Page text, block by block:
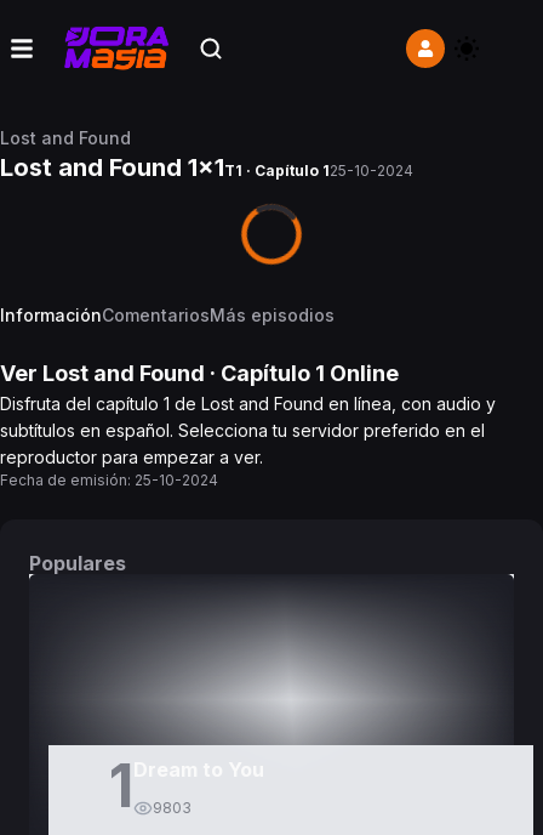
Lost and Found
Lost and Found 1x1T1 · Capítulo 125-10-2024
InformaciónComentariosMás episodios
Ver Lost and Found · Capítulo 1 Online
Disfruta del capítulo 1 de Lost and Found en línea, con audio y
subtítulos en español. Selecciona tu servidor preferido en el
reproductor para empezar a ver.
Fecha de emisión: 25-10-2024
Populares
1 9803